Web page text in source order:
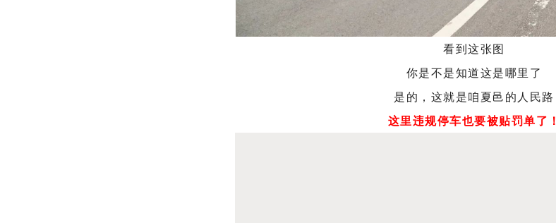
看到这张图
你是不是知道这是哪里了
是的，这就是咱夏邑的人民路
这里违规停车也要被贴罚单了！